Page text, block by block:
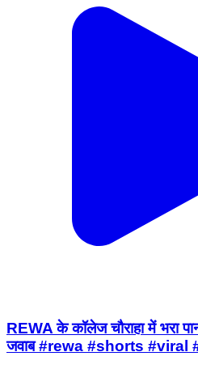
REWA के कॉलेज चौराहा में भरा
जवाब #rewa #shorts #viral